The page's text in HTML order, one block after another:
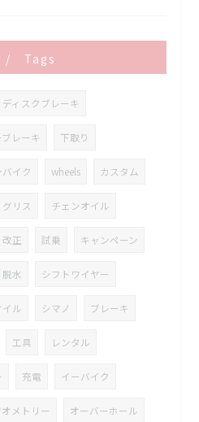
Tags
ディスクブレーキ
レーキ 下取り
イク wheels カスタム
グリス チェンオイル
改正 試乗 キャンペーン
脱水 シフトワイヤー
ル シマノ ブレーキ
工具 レンタル
充電 イーバイク
メトリー オーバーホール